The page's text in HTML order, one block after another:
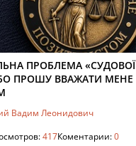
ПРОБЛЕМА «СУДОВОЇ
ПРОШУ ВВАЖАТИ МЕНЕ
Вадим Леонидович
417Коментарии:0